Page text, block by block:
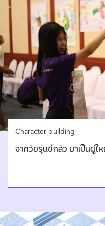
Character building
จากวัยรุ่นขี้กลัว มาเป็นผู้